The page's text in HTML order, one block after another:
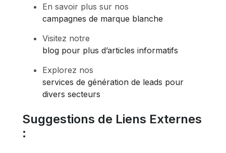
En savoir plus sur nos
campagnes de marque blanche
Visitez notre
blog pour plus d’articles informatifs
Explorez nos
services de génération de leads pour
divers secteurs
Suggestions de Liens Externes
: